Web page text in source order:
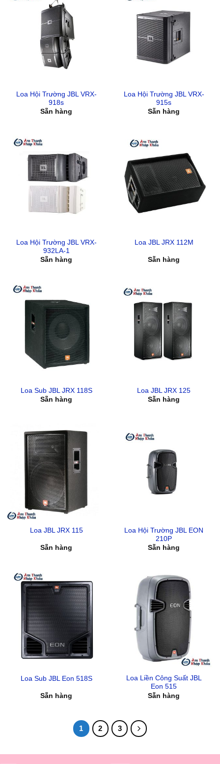
Loa Hội Trường JBL VRX-
918s
Sẵn hàng
Loa Hội Trường JBL VRX-
915s
Sẵn hàng
Loa Hội Trường JBL VRX-
932LA-1
Sẵn hàng
Loa JBL JRX 112M
Sẵn hàng
Loa Sub JBL JRX 118S
Sẵn hàng
Loa JBL JRX 125
Sẵn hàng
Loa JBL JRX 115
Sẵn hàng
Loa Hội Trường JBL EON
210P
Sẵn hàng
Loa Sub JBL Eon 518S
Sẵn hàng
Loa Liền Công Suất JBL
Eon 515
Sẵn hàng
1 2 3